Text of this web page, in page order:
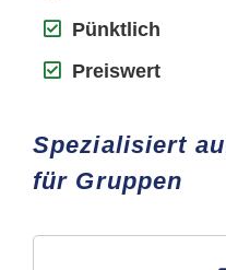
Pünktlich
Preiswert
Spezialisiert
für Gruppen